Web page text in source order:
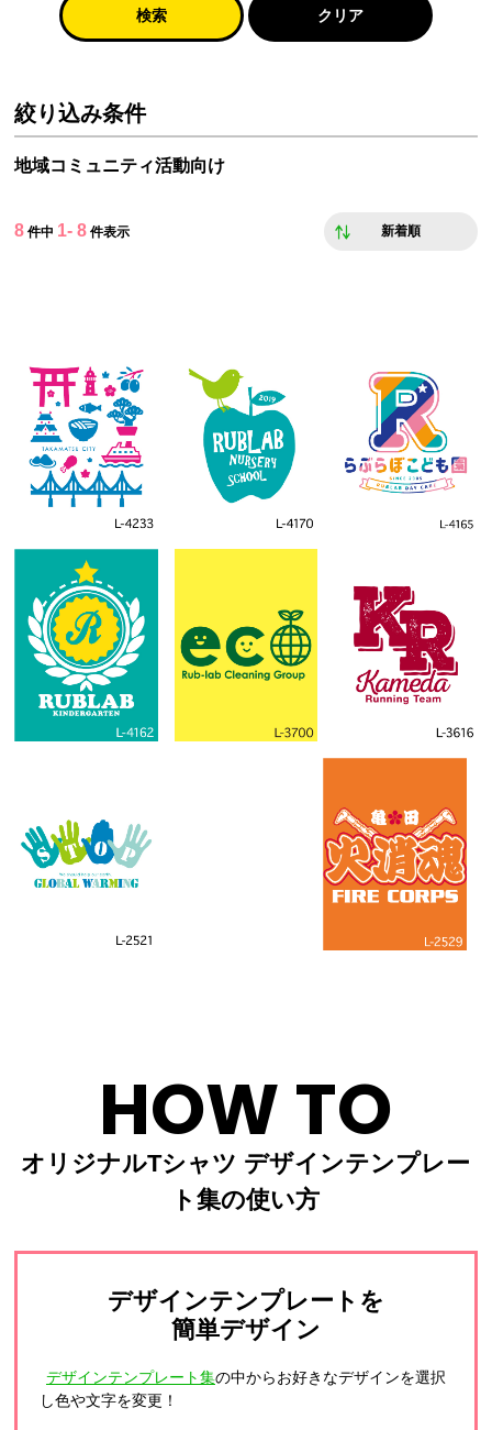
検索 クリア
絞り込み条件
地域コミュニティ活動向け
8 件中 1- 8 件表示 新着順
HOW TO
オリジナルTシャツ デザインテンプレー
ト集の使い方
デザインテンプレートを
簡単デザイン
デザインテンプレート集の中からお好きなデザインを選択
し色や文字を変更！